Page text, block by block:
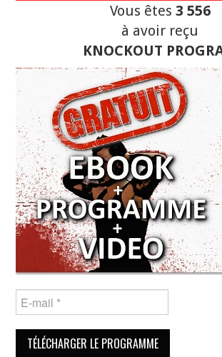
Vous êtes 3 556
à avoir reçu
KNOCKOUT